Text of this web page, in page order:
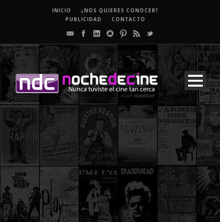
INICIO
¿NOS QUIERES CONOCER?
PUBLICIDAD
CONTACTO